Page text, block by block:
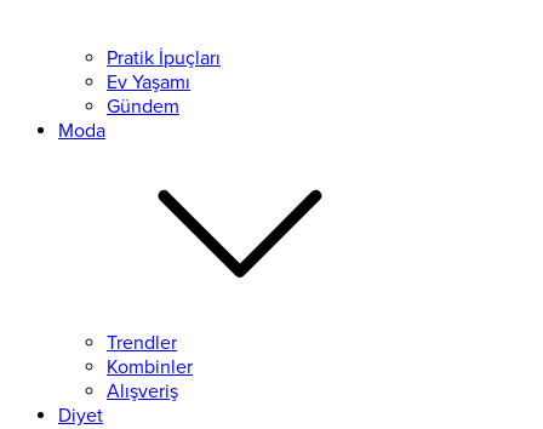
Pratik İpuçları
Ev Yaşamı
Gündem
Moda
Trendler
Kombinler
Alışveriş
Diyet